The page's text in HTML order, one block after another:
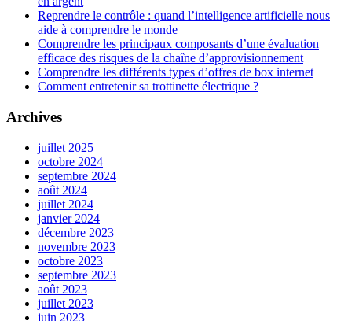
Reprendre le contrôle : quand l’intelligence artificielle nous
aide à comprendre le monde
Comprendre les principaux composants d’une évaluation
efficace des risques de la chaîne d’approvisionnement
Comprendre les différents types d’offres de box internet
Comment entretenir sa trottinette électrique ?
Archives
juillet 2025
octobre 2024
septembre 2024
août 2024
juillet 2024
janvier 2024
décembre 2023
novembre 2023
octobre 2023
septembre 2023
août 2023
juillet 2023
juin 2023